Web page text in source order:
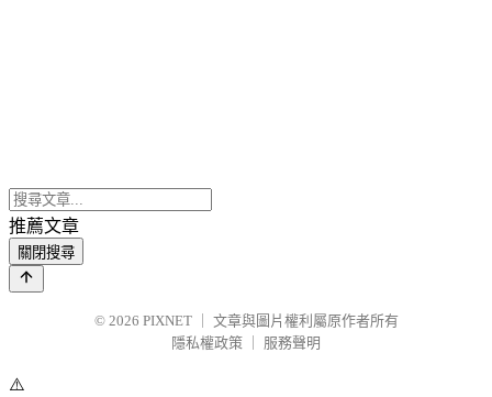
推薦文章
關閉搜尋
© 2026 PIXNET
文章與圖片權利屬原作者所有
隱私權政策
服務聲明
⚠️